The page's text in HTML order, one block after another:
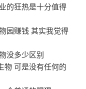
的狂热是十分值得
园赚钱 其实我觉得
没多少区别
物 可是没有任何的